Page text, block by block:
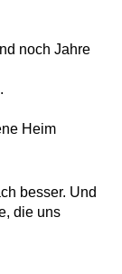
noch Jahre
Heim
besser. Und
die uns